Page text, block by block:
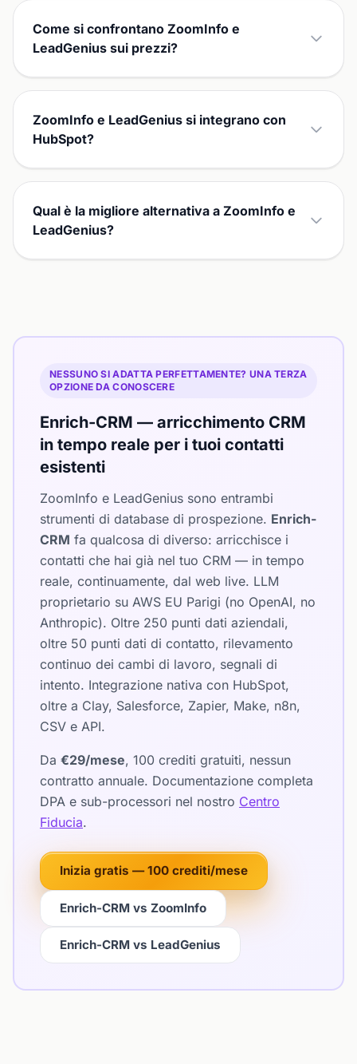
Come si confrontano ZoomInfo e
LeadGenius sui prezzi?
ZoomInfo e LeadGenius si integrano con
HubSpot?
Qual è la migliore alternativa a ZoomInfo e
LeadGenius?
NESSUNO SI ADATTA PERFETTAMENTE? UNA TERZA
OPZIONE DA CONOSCERE
Enrich-CRM — arricchimento CRM
in tempo reale per i tuoi contatti
esistenti
ZoomInfo e LeadGenius sono entrambi
strumenti di database di prospezione. Enrich-
CRM fa qualcosa di diverso: arricchisce i
contatti che hai già nel tuo CRM — in tempo
reale, continuamente, dal web live. LLM
proprietario su AWS EU Parigi (no OpenAI, no
Anthropic). Oltre 250 punti dati aziendali,
oltre 50 punti dati di contatto, rilevamento
continuo dei cambi di lavoro, segnali di
intento. Integrazione nativa con HubSpot,
oltre a Clay, Salesforce, Zapier, Make, n8n,
CSV e API.
Da €29/mese, 100 crediti gratuiti, nessun
contratto annuale. Documentazione completa
DPA e sub-processori nel nostro Centro
Fiducia.
Inizia gratis — 100 crediti/mese
Enrich-CRM vs ZoomInfo
Enrich-CRM vs LeadGenius